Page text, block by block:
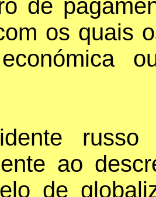
de
os quais
russo
ao
de